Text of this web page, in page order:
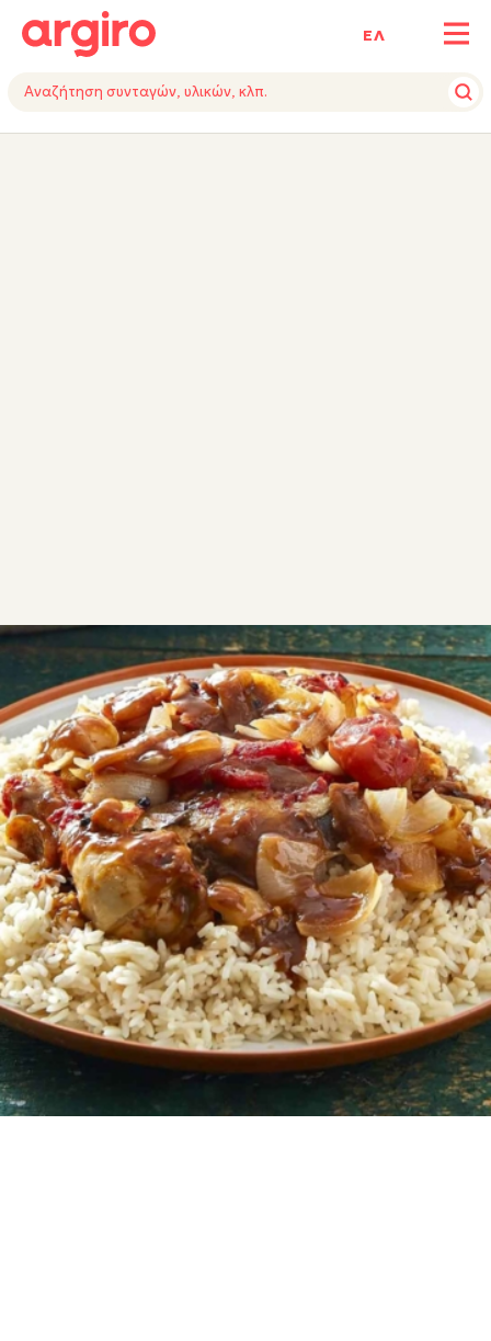
ΕΛ
ΥΛΙΚΑΕΚΤΕΛΕΣΗTIPSΕΞΟΠΛΙΣΜΟΣ
ΣΥΝΤΑΓΕΣ ΑΛΜΥΡΑ
Στιφάδο κοτόπουλο
Στιφάδο κοτόπουλο με πλούσια σάλτσα! Ιδανικό για
το Κυριακάτικο τραπέζι – σερβίρεται τέλεια με
τηγανητές πατάτες ή ρύζι πιλάφι.
Εύκολη 2:15
5 μερίδες 15 λεπτά 2 ώρες